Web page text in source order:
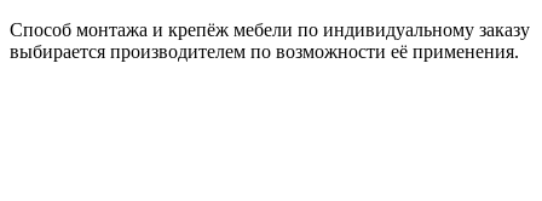
Способ монтажа и крепёж мебели по индивидуальному заказу
выбирается производителем по возможности её применения.